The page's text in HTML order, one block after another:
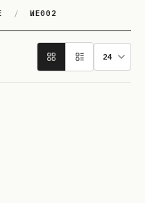
/ WE002
ai preferiti